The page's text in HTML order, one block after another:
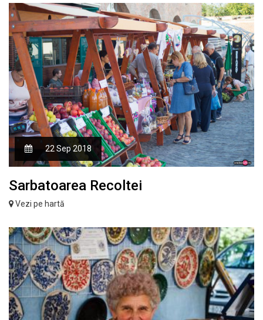
22 Sep 2018
Sarbatoarea Recoltei
Vezi pe hartă